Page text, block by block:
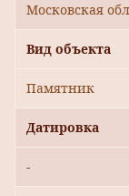
Московская
Вид объекта
Памятник
Датировка
-